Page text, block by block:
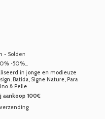
- Solden
-50%...
in jonge en modieuze
Batida, Signe Nature, Para
& Pelle...
aankoop 100€